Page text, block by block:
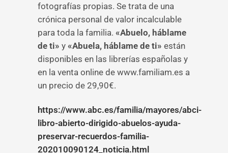
fotografías propias. Se trata de una
crónica personal de valor incalculable
para toda la familia. «Abuelo, háblame
de ti» y «Abuela, háblame de ti» están
disponibles en las librerías españolas y
en la venta online de www.familiam.es a
un precio de 29,90€.
https://www.abc.es/familia/mayores/abci-
libro-abierto-dirigido-abuelos-ayuda-
preservar-recuerdos-familia-
202010090124_noticia.html